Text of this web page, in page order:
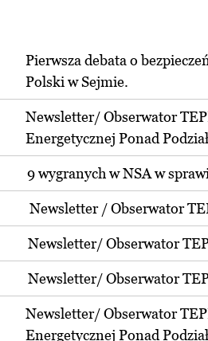
Pierwsza debata o
Polski w Sejmie.
Newsletter/ Obserwator
Energetycznej Ponad
9 wygranych w NSA w
Newsletter / Obserwator
Newsletter/ Obserwator
Newsletter/ Obserwator
Newsletter/ Obserwator
Energetycznej Ponad